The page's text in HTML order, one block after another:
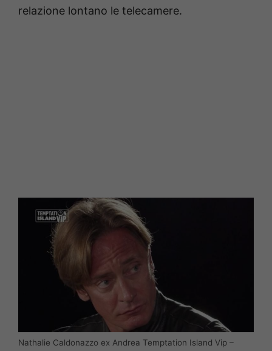
relazione lontano le telecamere.
Nathalie Caldonazzo ex Andrea Temptation Island Vip –